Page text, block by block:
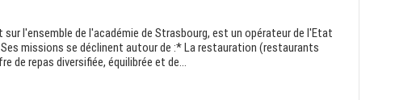
l'ensemble de l'académie de Strasbourg, est un opérateur de l'Etat
missions se déclinent autour de :* La restauration (restaurants
de repas diversifiée, équilibrée et de...